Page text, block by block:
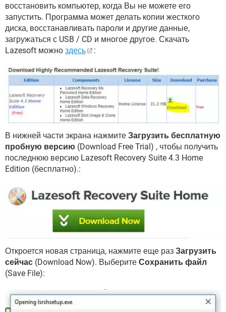
восстановить компьютер, когда Вы не можете его
запустить. Программа может делать копии жесткого
диска, восстанавливать пароли и другие данные,
загружаться с USB / CD и многое другое. Скачать
Lazesoft можно здесь :
В нижней части экрана нажмите Загрузить бесплатную
пробную версию (Download Free Trial) , чтобы получить
последнюю версию Lazesoft Recovery Suite 4.3 Home
Edition (бесплатно).:
Откроется новая страница, нажмите еще раз Загрузить
сейчас (Download Now). Выберите Сохранить файл
(Save File):